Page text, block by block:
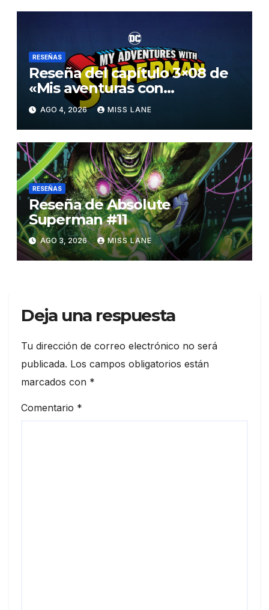
RESEÑAS
Reseña del capítulo 3×08 de
«Mis aventuras con
Superman»
AGO 4, 2026 MISS LANE
RESEÑAS
Reseña de Absolute
Superman #11
AGO 3, 2026 MISS LANE
Deja una respuesta
Tu dirección de correo electrónico no será
publicada. Los campos obligatorios están
marcados con *
Comentario *